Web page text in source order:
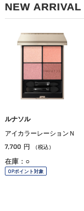
NEW ARRIVAL
ルナソル
アイカラーレーションＮ
7,700 円 （税込）
在庫：○
OPポイント対象